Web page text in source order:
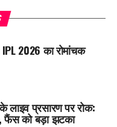
IPL 2026 का रोमांचक
लाइव प्रसारण पर रोक:
फैंस को बड़ा झटका